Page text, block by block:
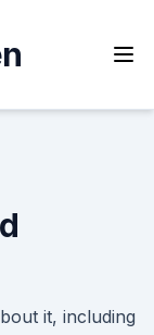
it, including